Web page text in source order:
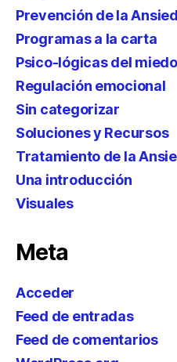
Prevención de la
Programas a la carta
Psico-lógicas del miedo
Regulación emocional
Sin categorizar
Soluciones y Recursos
Tratamiento de la
Una introducción
Visuales
Meta
Acceder
Feed de entradas
Feed de comentarios